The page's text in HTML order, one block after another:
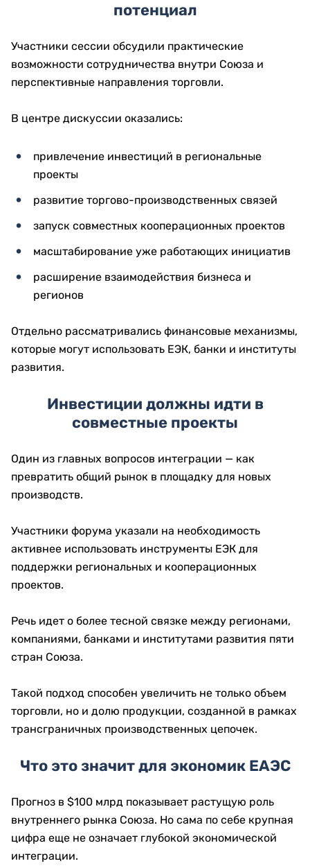
потенциал
Участники сессии обсудили практические
возможности сотрудничества внутри Союза и
перспективные направления торговли.
В центре дискуссии оказались:
привлечение инвестиций в региональные
проекты
развитие торгово-производственных связей
запуск совместных кооперационных проектов
масштабирование уже работающих инициатив
расширение взаимодействия бизнеса и
регионов
Отдельно рассматривались финансовые механизмы,
которые могут использовать ЕЭК, банки и институты
развития.
Инвестиции должны идти в
совместные проекты
Один из главных вопросов интеграции — как
превратить общий рынок в площадку для новых
производств.
Участники форума указали на необходимость
активнее использовать инструменты ЕЭК для
поддержки региональных и кооперационных
проектов.
Речь идет о более тесной связке между регионами,
компаниями, банками и институтами развития пяти
стран Союза.
Такой подход способен увеличить не только объем
торговли, но и долю продукции, созданной в рамках
трансграничных производственных цепочек.
Что это значит для экономик ЕАЭС
Прогноз в $100 млрд показывает растущую роль
внутреннего рынка Союза. Но сама по себе крупная
цифра еще не означает глубокой экономической
интеграции.